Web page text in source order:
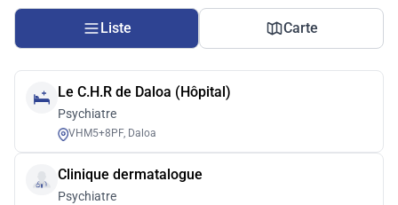
Liste Carte
Le C.H.R de Daloa (Hôpital)
Psychiatre
VHM5+8PF, Daloa
Clinique dermatalogue
Psychiatre